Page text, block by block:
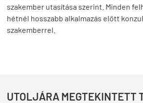
szakember utasítása szerint. Minden
hétnél hosszabb alkalmazás előtt
szakemberrel.
UTOLJÁRA MEGTEKINTETT